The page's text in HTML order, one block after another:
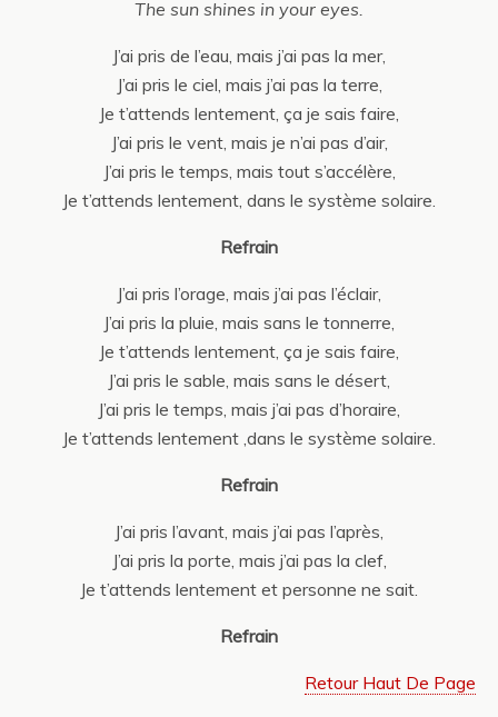
The sun shines in your eyes.
J’ai pris de l’eau, mais j’ai pas la mer,
J’ai pris le ciel, mais j’ai pas la terre,
Je t’attends lentement, ça je sais faire,
J’ai pris le vent, mais je n’ai pas d’air,
J’ai pris le temps, mais tout s’accélère,
Je t’attends lentement, dans le système solaire.
Refrain
J’ai pris l’orage, mais j’ai pas l’éclair,
J’ai pris la pluie, mais sans le tonnerre,
Je t’attends lentement, ça je sais faire,
J’ai pris le sable, mais sans le désert,
J’ai pris le temps, mais j’ai pas d’horaire,
Je t’attends lentement ,dans le système solaire.
Refrain
J’ai pris l’avant, mais j’ai pas l’après,
J’ai pris la porte, mais j’ai pas la clef,
Je t’attends lentement et personne ne sait.
Refrain
Retour Haut De Page